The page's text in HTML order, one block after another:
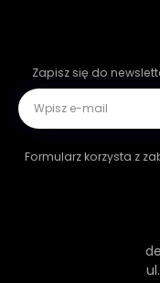
Zapisz się do
Formularz korzysta z